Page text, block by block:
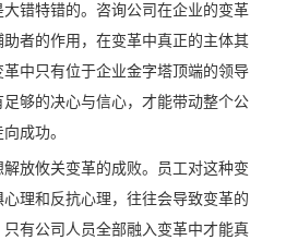
错特错的。咨询公司在企业的变革
者的作用，在变革中真正的主体其
中只有位于企业金字塔顶端的领导
够的决心与信心，才能带动整个公
成功。
攸关变革的成败。员工对这种变
理和反抗心理，往往会导致变革的
有公司人员全部融入变革中才能真